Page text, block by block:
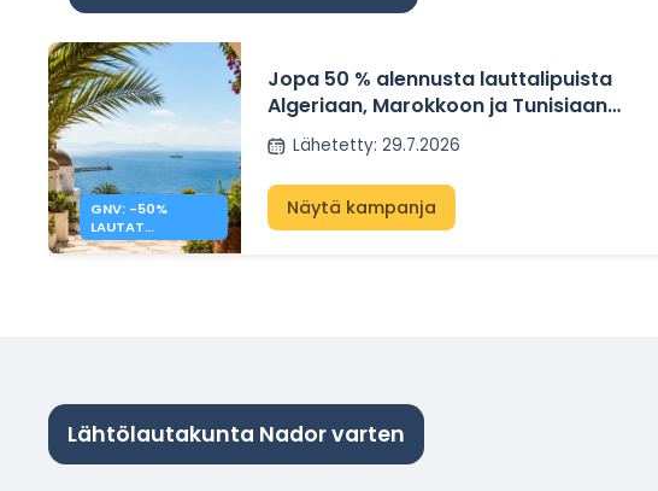
GNV: -50%
LAUTAT
MAROKKOON,
Jopa 50 % alennusta lauttalipuista
Algeriaan, Marokkoon ja Tunisiaan
GNV:n kautta
Lähetetty: 29.7.2026
Näytä kampanja
Lähtölautakunta Nador varten